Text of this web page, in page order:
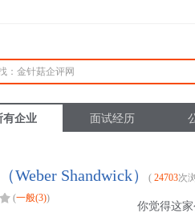
有企业 面试经历
Shandwick） ( 24703次
(一般(3))
你觉得这